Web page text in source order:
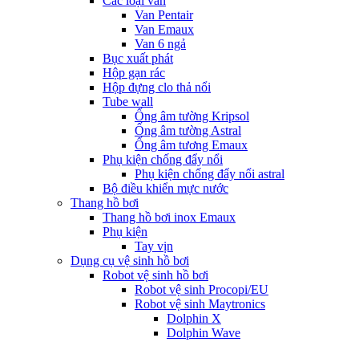
Van Pentair
Van Emaux
Van 6 ngả
Bục xuất phát
Hộp gạn rác
Hộp đựng clo thả nổi
Tube wall
Ống âm tường Kripsol
Ống âm tường Astral
Ống âm tương Emaux
Phụ kiện chống đẩy nổi
Phụ kiện chống đẩy nổi astral
Bộ điều khiển mực nước
Thang hồ bơi
Thang hồ bơi inox Emaux
Phụ kiện
Tay vịn
Dụng cụ vệ sinh hồ bơi
Robot vệ sinh hồ bơi
Robot vệ sinh Procopi/EU
Robot vệ sinh Maytronics
Dolphin X
Dolphin Wave